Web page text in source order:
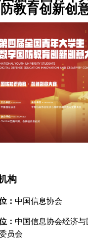
教育创新创
构
： 中国信息协会
： 中国信息协会经济
员会